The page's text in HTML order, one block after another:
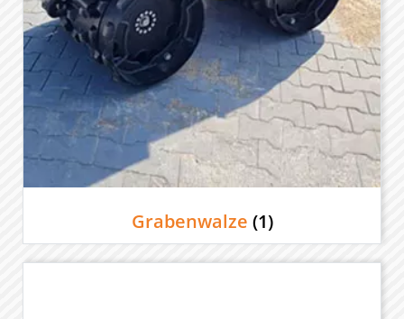
Grabenwalze (1)